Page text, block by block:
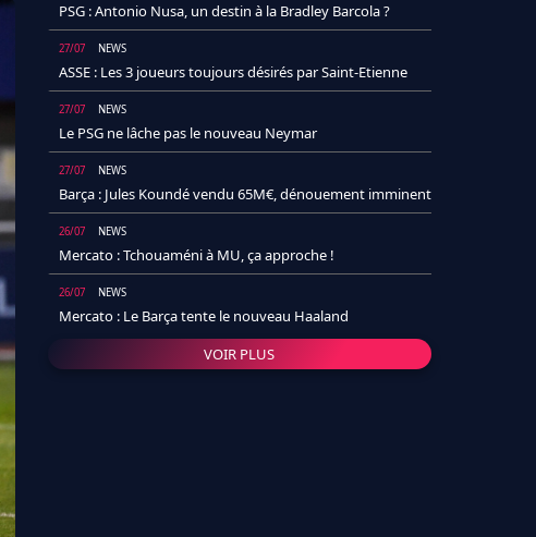
PSG : Antonio Nusa, un destin à la Bradley Barcola ?
27/07 NEWS
ASSE : Les 3 joueurs toujours désirés par Saint-Etienne
27/07 NEWS
Le PSG ne lâche pas le nouveau Neymar
27/07 NEWS
Barça : Jules Koundé vendu 65M€, dénouement imminent
26/07 NEWS
Mercato : Tchouaméni à MU, ça approche !
26/07 NEWS
Mercato : Le Barça tente le nouveau Haaland
VOIR PLUS